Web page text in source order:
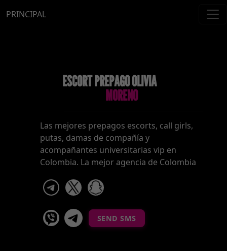
PRINCIPAL
ESCORT PREPAGO OLIVIA
MORENO
Las mejores prepagos escorts, call girls,
putas, damas de compañía y
acompañantes universitarias vip en
Colombia. La mejor agencia de Colombia
telegram
viber Telegram La Celestina
SEND SMS